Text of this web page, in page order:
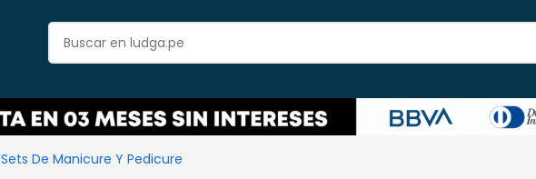
Sets De Manicure Y Pedicure